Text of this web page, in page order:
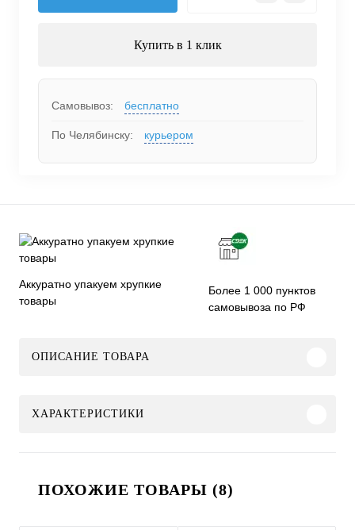
Купить в 1 клик
Самовывоз: бесплатно
По Челябинску: курьером
Аккуратно упакуем хрупкие
товары
Более 1 000 пунктов
самовывоза по РФ
ОПИСАНИЕ ТОВАРА
ХАРАКТЕРИСТИКИ
ПОХОЖИЕ ТОВАРЫ (8)